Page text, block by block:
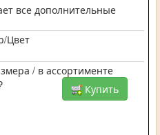
все дополнительные
Цвет
/ в ассортименте
Купить